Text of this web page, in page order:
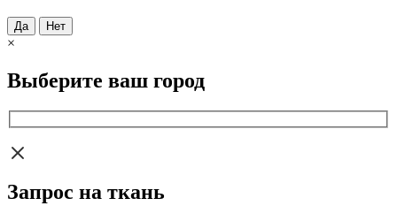
Да Нет
×
Выберите ваш город
Запрос на ткань